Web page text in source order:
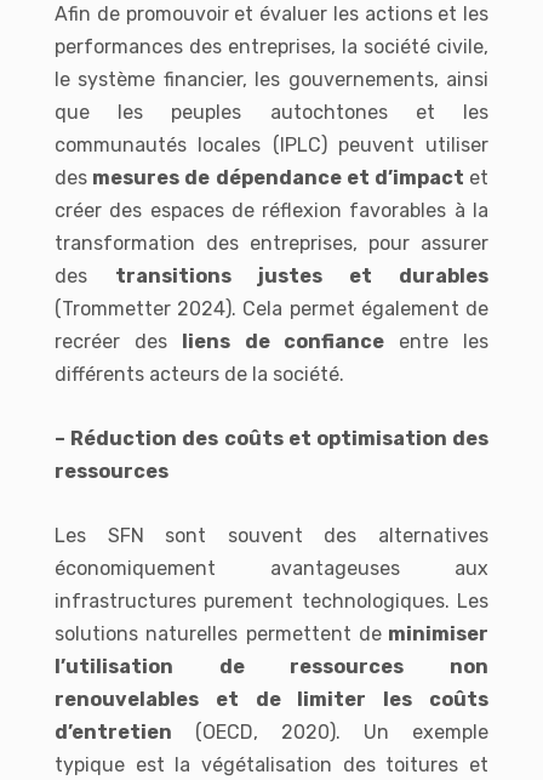
Afin de promouvoir et évaluer les actions et les
performances des entreprises, la société civile,
le système financier, les gouvernements, ainsi
que les peuples autochtones et les
communautés locales (IPLC) peuvent utiliser
des mesures de dépendance et d’impact et
créer des espaces de réflexion favorables à la
transformation des entreprises, pour assurer
des transitions justes et durables
(Trommetter 2024). Cela permet également de
recréer des
liens de confianceentre les
différents acteurs de la société.
– Réduction des coûts et optimisation des
ressources
Les SFN sont souvent des alternatives
économiquement avantageuses aux
infrastructures purement technologiques. Les
solutions naturelles permettent deminimiser
l’utilisation de ressources non
renouvelables et de limiter les coûts
d’entretien (OECD, 2020). Un exemple
typique est la végétalisation des toitures et